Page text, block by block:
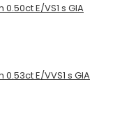
E/VS1 s GIA
E/VVS1 s GIA